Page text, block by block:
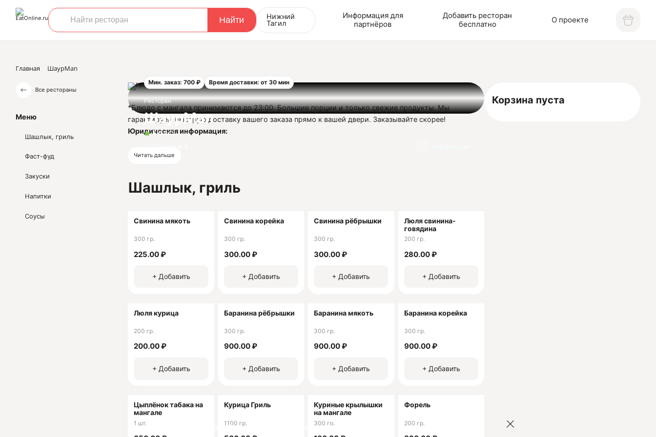
Скачай мобильное приложение!
Нижний
Тагил
Информация для
партнёров
Добавить ресторан
бесплатно
О проекте
Главная ШаурMan
Все рестораны
Меню
Шашлык, гриль
Фаст-фуд
Закуски
Напитки
Соусы
Мин. заказ: 700 ₽ Время доставки: от 30 мин
Ресторан
ШаурMan
5.0из 5
*Блюдо с мангала принимаются до 23:00. Большие порции и только свежие продукты. Мы
гарантируем быструю доставку вашего заказа прямо к вашей двери. Заказывайте скорее!
Юридическая информация:
ОГРНИП 315230100029271
Читать дальше
Шашлык, гриль
Свинина мякоть
300 гр.
225.00 ₽
+ Добавить
Свинина корейка
300 гр.
300.00 ₽
+ Добавить
Свинина рёбрышки
300 гр.
300.00 ₽
+ Добавить
Люля свинина-
говядина
200 гр.
280.00 ₽
+ Добавить
Люля курица
200 гр.
200.00 ₽
+ Добавить
Баранина рёбрышки
300 гр.
900.00 ₽
+ Добавить
Баранина мякоть
300 гр.
900.00 ₽
+ Добавить
Баранина корейка
300 гр.
900.00 ₽
+ Добавить
Цыплёнок табака на
мангале
1 шт.
Курица Гриль
1100 гр.
Куриные крылышки
на мангале
300 гр.
Форель
200 гр.
Корзина пуста